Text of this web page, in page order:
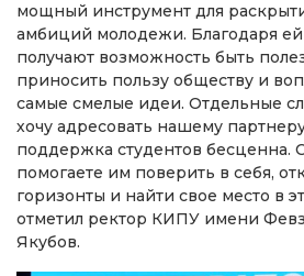
мощный инструмент для
амбиций молодежи. Благодаря
получают возможность быть
приносить пользу обществу и
самые смелые идеи. Отдельные
хочу адресовать нашему
поддержка студентов бесценна.
помогаете им поверить в себя,
горизонты и найти свое место в
отметил ректор КИПУ имени
Якубов.